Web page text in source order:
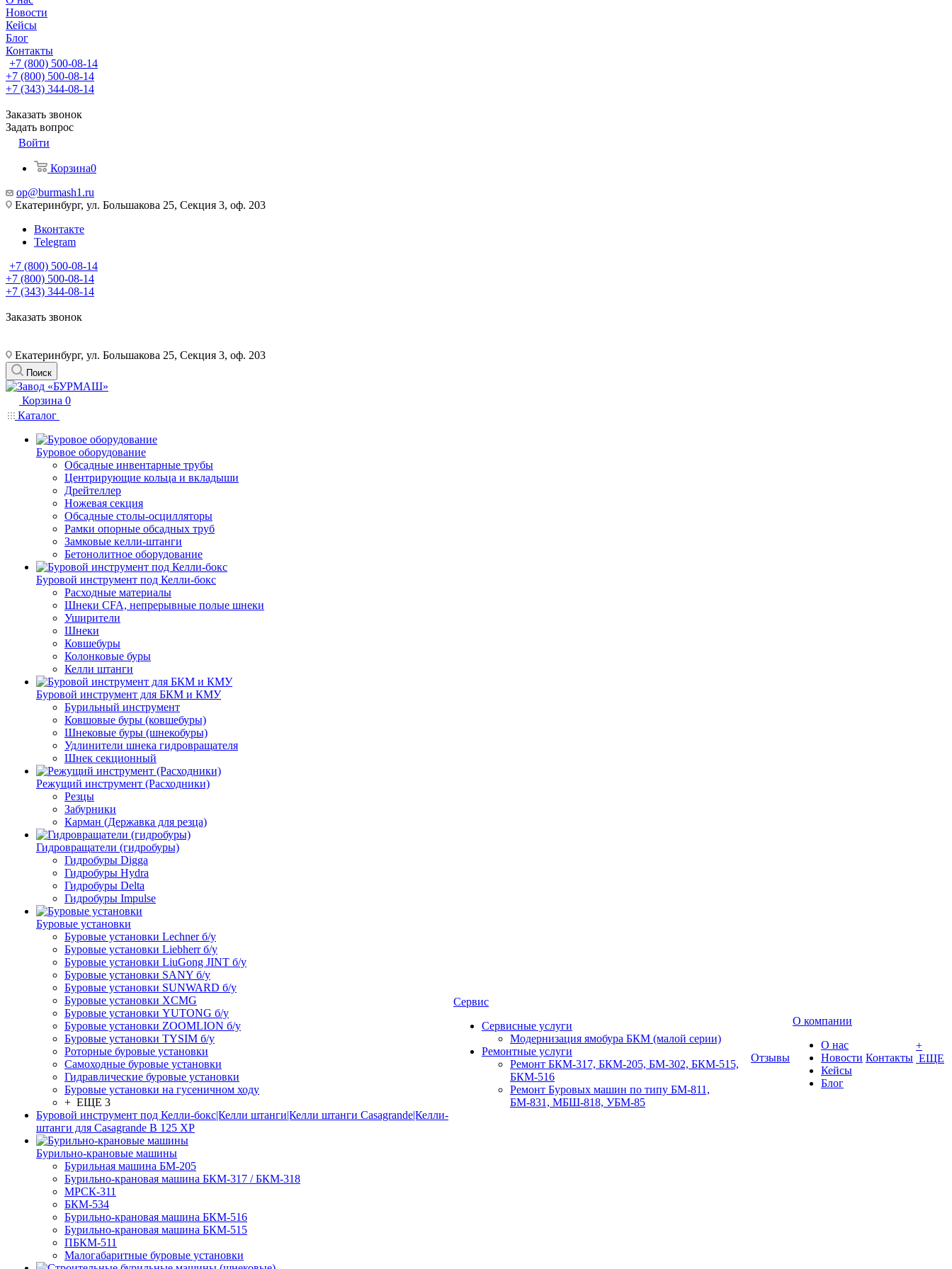
Новости
Кейсы
Блог
Контакты
+7 (800) 500-08-14
+7 (800) 500-08-14
+7 (343) 344-08-14
Заказать звонок
Задать вопрос
Войти
Корзина0
op@burmash1.ru
Екатеринбург, ул. Большакова 25, Секция 3, оф. 203
Вконтакте
Telegram
+7 (800) 500-08-14
+7 (800) 500-08-14
+7 (343) 344-08-14
Заказать звонок
Екатеринбург, ул. Большакова 25, Секция 3, оф. 203
Поиск
Корзина 0
Каталог
Буровое оборудование
Обсадные инвентарные трубы
Центрирующие кольца и вкладыши
Дрейтеллер
Ножевая секция
Обсадные столы-осцилляторы
Рамки опорные обсадных труб
Замковые келли-штанги
Бетонолитное оборудование
Буровой инструмент под Келли-бокс
Расходные материалы
Шнеки CFA, непрерывные полые шнеки
Уширители
Шнеки
Ковшебуры
Колонковые буры
Келли штанги
Буровой инструмент для БКМ и КМУ
Бурильный инструмент
Ковшовые буры (ковшебуры)
Шнековые буры (шнекобуры)
Удлинители шнека гидровращателя
Шнек секционный
Режущий инструмент (Расходники)
Резцы
Забурники
Карман (Державка для резца)
Гидровращатели (гидробуры)
Гидробуры Digga
Гидробуры Hydra
Гидробуры Delta
Гидробуры Impulse
Буровые установки
Буровые установки Lechner б/у
Буровые установки Liebherr б/у
Буровые установки LiuGong JINT б/у
Буровые установки SANY б/у
Буровые установки SUNWARD б/у
Буровые установки XCMG
Буровые установки YUTONG б/у
Буровые установки ZOOMLION б/у
Буровые установки TYSIM б/у
Роторные буровые установки
Самоходные буровые установки
Гидравлические буровые установки
Буровые установки на гусеничном ходу
+ ЕЩЕ 3
Буровой инструмент под Келли-бокс|Келли штанги|Келли штанги Casagrande|Келли-
штанги для Casagrande B 125 XP
Бурильно-крановые машины
Бурильная машина БМ-205
Бурильно-крановая машина БКМ-317 / БКМ-318
МРСК-311
БКМ-534
Бурильно-крановая машина БКМ-516
Бурильно-крановая машина БКМ-515
ПБКМ-511
Малогабаритные буровые установки
Сервис
Сервисные услуги
Модернизация ямобура БКМ (малой серии)
Ремонтные услуги
Ремонт БКМ-317, БКМ-205, БМ-302, БКМ-515,
БКМ-516
Ремонт Буровых машин по типу БМ-811,
БМ-831, МБШ-818, УБМ-85
Отзывы
О компании
О нас
Новости
Кейсы
Блог
Контакты
+
ЕЩЕ